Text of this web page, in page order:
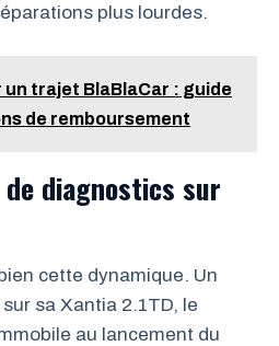
plus lourdes.
un trajet BlaBlaCar : guide
de remboursement
diagnostics sur
cette dynamique. Un
sa Xantia 2.1TD, le
au lancement du